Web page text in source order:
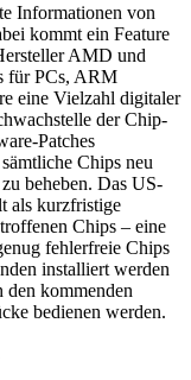
Informationen von
kommt ein Feature
AMD und
für PCs, ARM
eine Vielzahl digitaler
der Chip-
Patches
Chips neu
beheben. Das US-
als kurzfristige
Chips – eine
fehlerfreie Chips
installiert werden
den kommenden
bedienen werden.